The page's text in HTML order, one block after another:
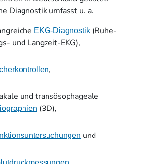
Diagnostik umfasst u. a.
EKG-Diagnostik (Ruhe-,
und Langzeit-EKG),
,
und transösophageale
(3D),
und